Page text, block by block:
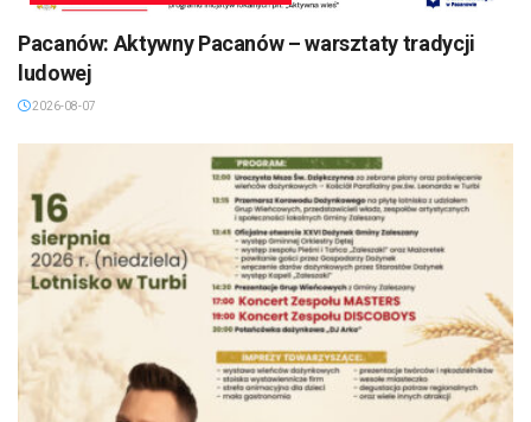
Pacanów: Aktywny Pacanów – warsztaty tradycji
ludowej
2026-08-07